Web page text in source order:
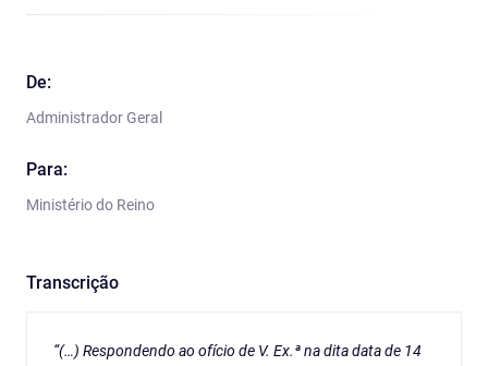
De:
Administrador Geral
Para:
Ministério do Reino
Transcrição
“(…) Respondendo ao ofício de V. Ex.ª na dita data de 14